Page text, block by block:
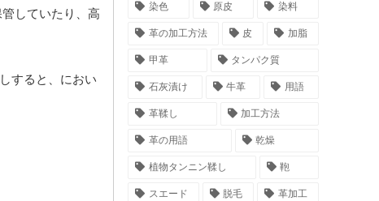
していたり、高
すると、におい
染色 原皮 染料
革の加工方法 皮 加脂
甲革 タンパク質
石灰漬け 牛革 用語
革鞣し 加工方法
革の用語 乾燥
植物タンニン鞣し 鞄
スエード 脱毛 革加工